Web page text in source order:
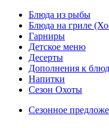
Блюда из рыбы
Блюда на гриле
Гарниры
Детское меню
Десерты
Дополнения к
Напитки
Сезон Охоты
Сезонное